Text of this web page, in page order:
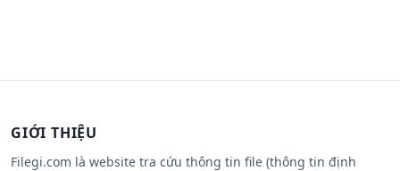
GIỚI THIỆU
Filegi.com là website tra cứu thông tin file (thông tin định